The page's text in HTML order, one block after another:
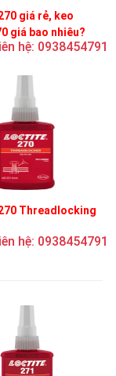
giá rẻ, keo
giá bao nhiêu?
hệ: 0938454791
Threadlocking
hệ: 0938454791